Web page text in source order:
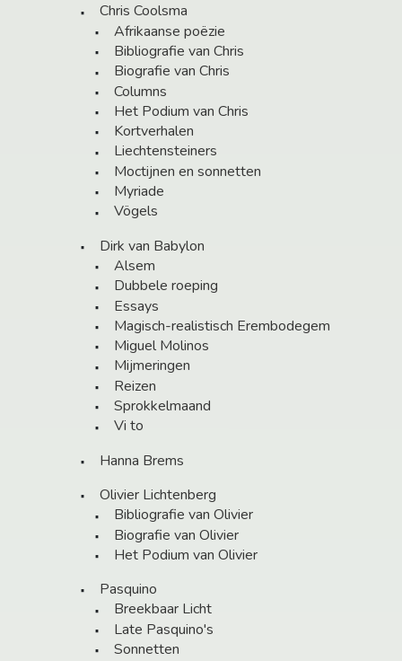
Chris Coolsma
Afrikaanse poëzie
Bibliografie van Chris
Biografie van Chris
Columns
Het Podium van Chris
Kortverhalen
Liechtensteiners
Moctijnen en sonnetten
Myriade
Vögels
Dirk van Babylon
Alsem
Dubbele roeping
Essays
Magisch-realistisch Erembodegem
Miguel Molinos
Mijmeringen
Reizen
Sprokkelmaand
Vi to
Hanna Brems
Olivier Lichtenberg
Bibliografie van Olivier
Biografie van Olivier
Het Podium van Olivier
Pasquino
Breekbaar Licht
Late Pasquino's
Sonnetten